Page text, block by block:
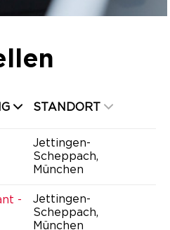
STANDORT
Jettingen-
Scheppach,
München
-
Jettingen-
Scheppach,
München